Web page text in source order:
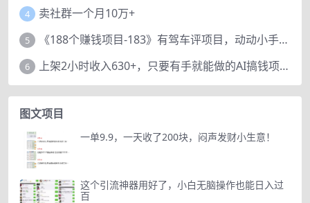
4 卖社群一个月10万+
5 《188个赚钱项目-183》有驾车评项目，动动小手，复制粘贴赚44元！
6 上架2小时收入630+，只要有手就能做的AI搞钱项目，奶奶看完都能学会!
图文项目
一单9.9，一天收了200块，闷声发财小生意！
这个引流神器用好了，小白无脑操作也能日入过
百